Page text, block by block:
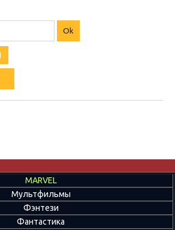
MARVEL
Мультфильмы
Фэнтези
Фантастика